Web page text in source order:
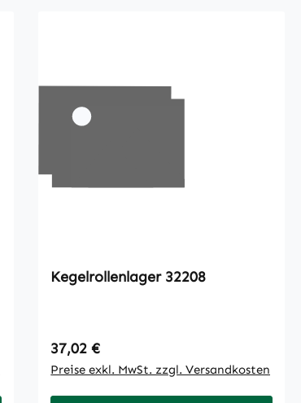
Kegelrollenlager 32208
Regulärer Preis:
37,02 €
Preise exkl. MwSt. zzgl. Versandkosten